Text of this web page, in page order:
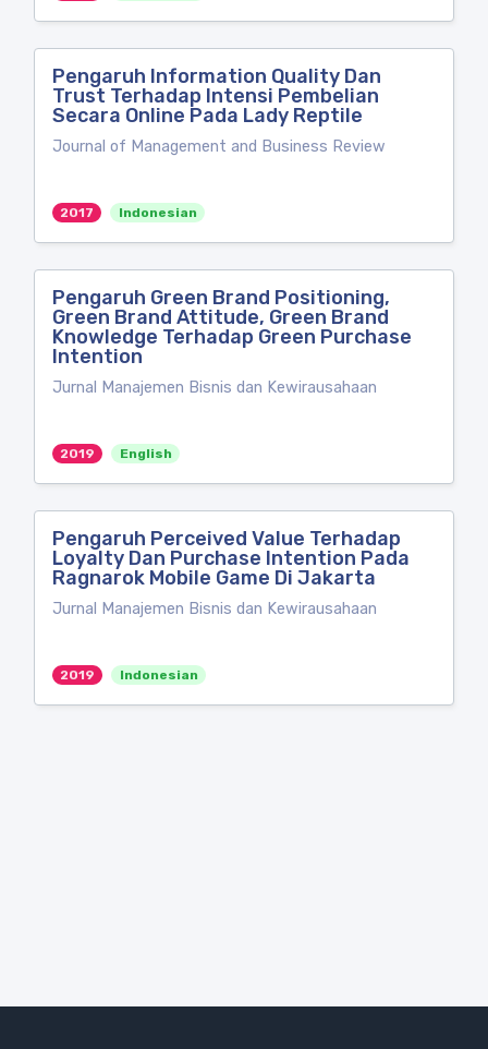
Pengaruh Information Quality Dan
Trust Terhadap Intensi Pembelian
Secara Online Pada Lady Reptile
Journal of Management and Business Review
2017 Indonesian
Pengaruh Green Brand Positioning,
Green Brand Attitude, Green Brand
Knowledge Terhadap Green Purchase
Intention
Jurnal Manajemen Bisnis dan Kewirausahaan
2019 English
Pengaruh Perceived Value Terhadap
Loyalty Dan Purchase Intention Pada
Ragnarok Mobile Game Di Jakarta
Jurnal Manajemen Bisnis dan Kewirausahaan
2019 Indonesian